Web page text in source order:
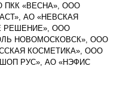
ПКК «ВЕСНА», ООО
АО «НЕВСКАЯ
РЕШЕНИЕ», ООО
НОВОМОСКОВСК», ООО
КОСМЕТИКА», ООО
РУС», АО «НЭФИС